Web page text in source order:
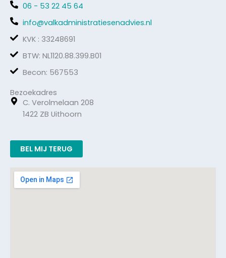
06 - 53 22 45 64
info@valkadministratiesenadvies.nl
KVK : 33248691
BTW: NL1120.88.399.B01
Becon: 567553
Bezoekadres
C. Verolmelaan 208
1422 ZB Uithoorn
BEL MIJ TERUG